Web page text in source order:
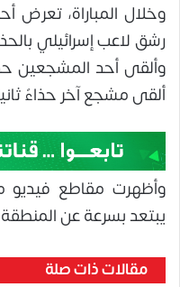
وخلال المباراة، تعرض
رشق لاعب إسرائيلي
وألقى أحد المشجعين
ألقى مشجع آخر حذاءً
وأظهرت مقاطع فيديو
يبتعد بسرعة عن
مقالات ذات صلة